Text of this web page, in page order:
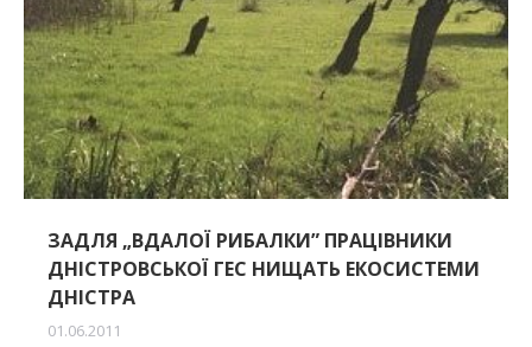
ЗАДЛЯ „ВДАЛОЇ РИБАЛКИ” ПРАЦІВНИКИ
ДНІСТРОВСЬКОЇ ГЕС НИЩАТЬ ЕКОСИСТЕМИ
ДНІСТРА
01.06.2011